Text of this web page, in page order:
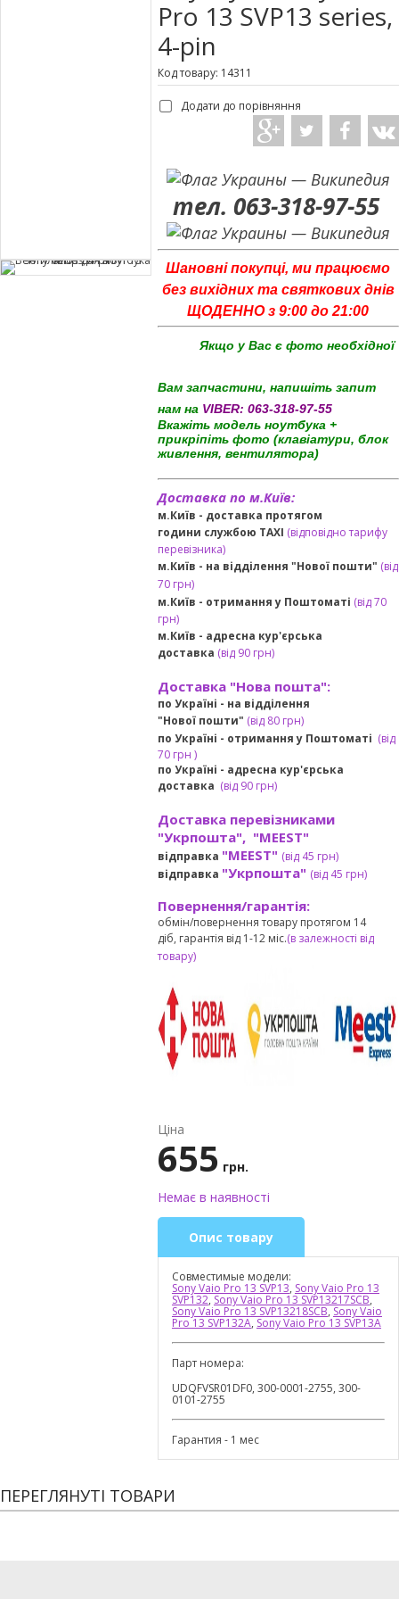
Pro 13 SVP13 series,
4-pin
Код товару: 14311
Додати до порівняння
тел. 063-318-97-55
Шановні покупці, ми працюємо
без вихідних та святкових днів
ЩОДЕННО з 9:00 до 21:00
Якщо у Вас є фото необхідної
Вам запчастини, напишіть запит
нам на VIBER: 063-318-97-55
Вкажіть модель ноутбука +
прикріпіть фото (клавіатури, блок
живлення, вентилятора)
Доставка по м.Київ:
м.Київ - доставка протягом
години службою TAXI (відповідно тарифу
перевізника)
м.Київ - на відділення "Нової пошти" (від
70 грн)
м.Київ - отримання у Поштоматі (від 70
грн)
м.Київ - адресна кур'єрська
доставка (від90 грн)
Доставка "Нова пошта":
по Україні - на відділення
"Нової пошти" (від 80 грн)
по Україні - отримання у Поштоматі (від
70 грн )
по Україні - адресна кур'єрська
доставка (від90 грн)
Доставка перевізниками
"Укрпошта", "MEEST"
відправка "MEEST" (від 45 грн)
відправка "Укрпошта" (від 45 грн)
Повернення/гарантія:
обмін/повернення товару протягом 14
діб, гарантія від 1-12 міс.(в залежності від
товару)
Ціна
655 грн.
Немає в наявності
Опис товару
Совместимые модели:
Sony Vaio Pro 13 SVP13, Sony Vaio Pro 13
SVP132, Sony Vaio Pro 13 SVP13217SCB,
Sony Vaio Pro 13 SVP13218SCB, Sony Vaio
Pro 13 SVP132A, Sony Vaio Pro 13 SVP13A
Парт номера:
UDQFVSR01DF0, 300-0001-2755, 300-
0101-2755
Гарантия - 1 мес
ПЕРЕГЛЯНУТІ ТОВАРИ